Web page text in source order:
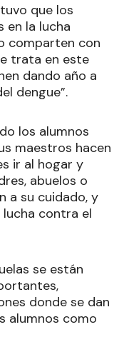
que los
en la lucha
comparten con
trata en este
dando año a
dengue”.
los alumnos
maestros hacen
ir al hogar y
abuelos o
a su cuidado, y
contra el
se están
donde se dan
alumnos como